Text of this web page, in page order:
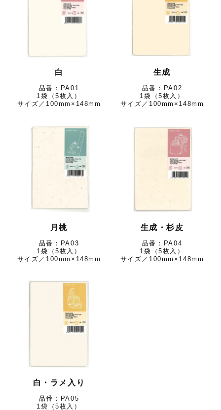
白
PA01
1袋（5枚入）
サイズ／100mm×148mm
生成
PA02
1袋（5枚入）
サイズ／100mm×148mm
月桃
PA03
1袋（5枚入）
サイズ／100mm×148mm
生成・杉皮
PA04
1袋（5枚入）
サイズ／100mm×148mm
白・ラメ入り
PA05
1袋（5枚入）